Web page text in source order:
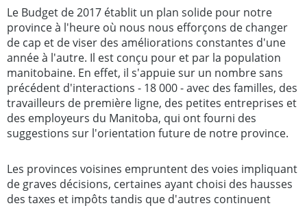
Le Budget de 2017 établit un plan solide pour notre
province à l'heure où nous nous efforçons de changer
de cap et de viser des améliorations constantes d'une
année à l'autre. Il est conçu pour et par la population
manitobaine. En effet, il s'appuie sur un nombre sans
précédent d'interactions - 18 000 - avec des familles, des
travailleurs de première ligne, des petites entreprises et
des employeurs du Manitoba, qui ont fourni des
suggestions sur l'orientation future de notre province.
Les provinces voisines empruntent des voies impliquant
de graves décisions, certaines ayant choisi des hausses
des taxes et impôts tandis que d'autres continuent